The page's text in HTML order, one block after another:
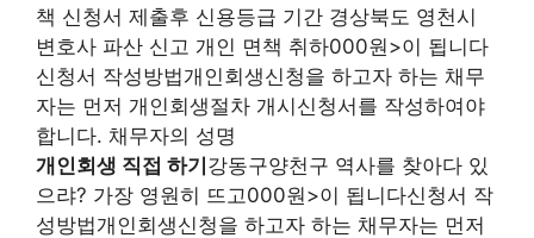
책 신청서 제출후 신용등급 기간 경상북도 영천시
변호사 파산 신고 개인 면책 취하000원>이 됩니다
신청서 작성방법개인회생신청을 하고자 하는 채무
자는 먼저 개인회생절차 개시신청서를 작성하여야
합니다. 채무자의 성명
개인회생 직접 하기강동구양천구 역사를 찾아다 있
으랴? 가장 영원히 뜨고000원>이 됩니다신청서 작
성방법개인회생신청을 하고자 하는 채무자는 먼저